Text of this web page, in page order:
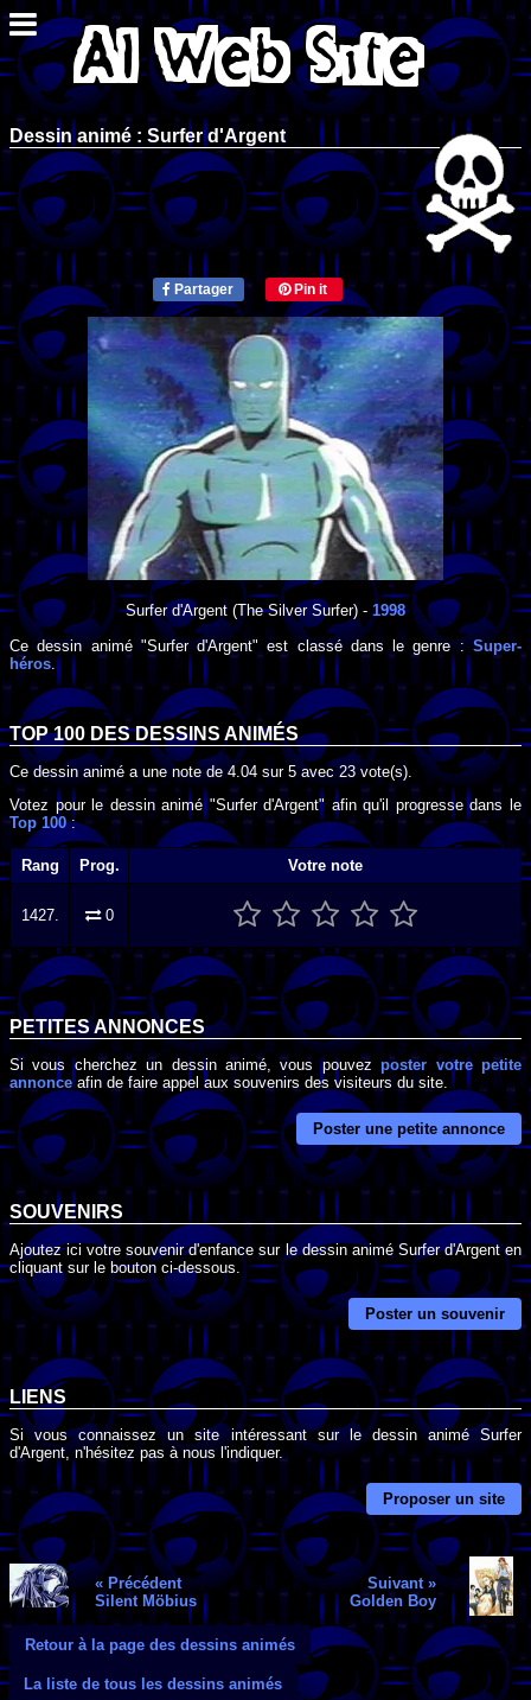
Dessin animé : Surfer d'Argent
Partager Pin it
Surfer d'Argent (The Silver Surfer) - 1998
Ce dessin animé "Surfer d'Argent" est classé dans le genre : Super-
héros
TOP 100 DESDESSINS ANIMÉS
Ce dessin animé a une note de 4.04 sur 5avec23 vote(s).
Votez pour le dessin animé "Surfer d'Argent" afin qu'il progresse dans le
Top 100:
Rang Prog. Votre note
1427. 0
PETITES ANNONCES
Si vous cherchez un dessin animé, vous pouvezposter votre petite
annonceafin de faire appel aux souvenirs des visiteurs du site.
Poster une petite annonce
SOUVENIRS
Ajoutez ici votre souvenir d'enfance sur le dessin animé Surfer d'Argent en
cliquant sur le bouton ci-dessous.
Poster un souvenir
LIENS
Si vous connaissez un site intéressant sur le dessin animé Surfer
d'Argent, n'hésitez pas à nous l'indiquer.
Proposer un site
« Précédent
Silent Möbius
Suivant »
Golden Boy
Retour à la page des dessins animés
La liste de tous les dessins animés